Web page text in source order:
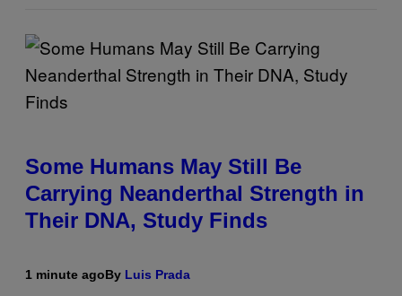
Some Humans May Still Be
Carrying Neanderthal Strength in
Their DNA, Study Finds
1 minute agoBy Luis Prada